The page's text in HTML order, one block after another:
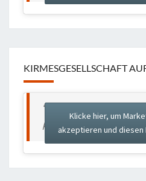
KIRMESGESELLSCHAFT
“Boomer Ritter”
Karnevalsverein e. V.
Klicke hier, um
akzeptieren und diesen